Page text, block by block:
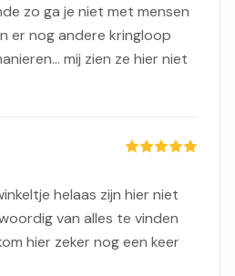
zo ga je niet met mensen
er nog andere kringloop
mij zien ze hier niet
helaas zijn hier niet
van alles te vinden
hier zeker nog een keer